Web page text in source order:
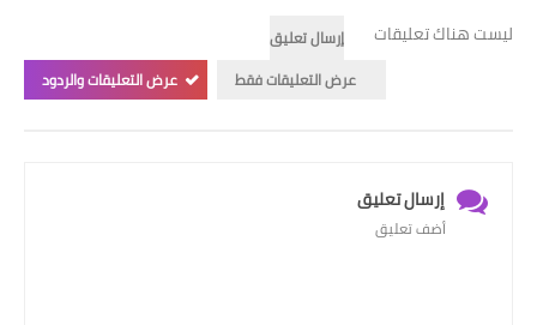
ليست هناك تعليقات
إرسال تعليق
عرض التعليقات فقط
عرض التعليقات والردود
إرسال تعليق
أضف تعليق